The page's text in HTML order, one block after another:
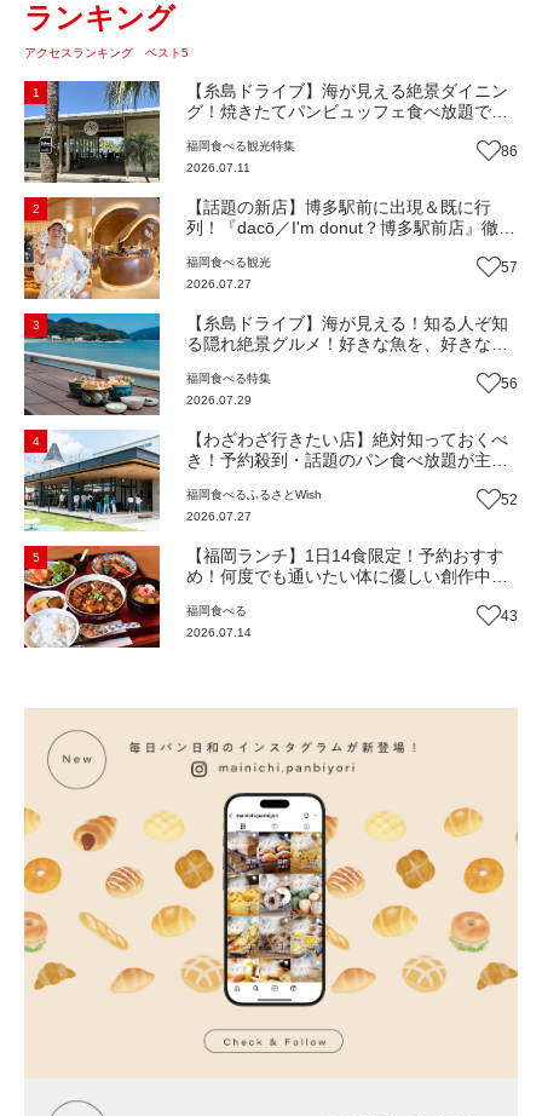
ランキング
アクセスランキング ベスト5
1
【糸島ドライブ】海が見える絶景ダイニン
グ！焼きたてパンビュッフェ食べ放題で大
Beach Cafe』（福岡・糸島市）【まち歩
き】
福岡食べる観光特集
2026.07.11
86
2
【話題の新店】博多駅前に出現＆既に行
列！『dacō／I'm donut？博多駅前店』徹底
しみ方＆イチオシメニューも紹介！（福岡
市博多区）【まち歩き】
福岡食べる観光
2026.07.27
57
3
【糸島ドライブ】海が見える！知る人ぞ知
る隠れ絶景グルメ！好きな魚を、好きなだ
堂』（福岡市西区）【まち歩き】
福岡食べる特集
2026.07.29
56
4
【わざわざ行きたい店】絶対知っておくべ
き！予約殺到・話題のパン食べ放題が主
『bound garden』（福岡・新宮町）【まち
歩き】
福岡食べるふるさとWish
2026.07.27
52
5
【福岡ランチ】1日14食限定！予約おすす
め！何度でも通いたい体に優しい創作中華
【まち歩き】
福岡食べる
2026.07.14
43